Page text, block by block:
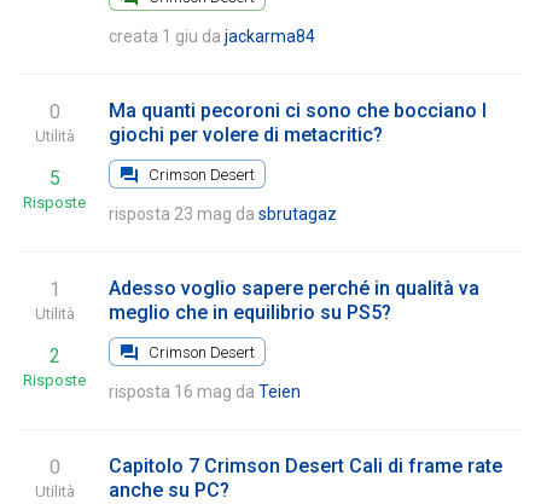
creata 1 giu da jackarma84
0
Utilità
5
Risposte
Ma quanti pecoroni ci sono che bocciano I
giochi per volere di metacritic?
Crimson Desert
risposta 23 mag da sbrutagaz
1
Utilità
2
Risposte
Adesso voglio sapere perché in qualità va
meglio che in equilibrio su PS5?
Crimson Desert
risposta 16 mag da Teien
0
Utilità
Capitolo 7 Crimson Desert Cali di frame rate
anche su PC?